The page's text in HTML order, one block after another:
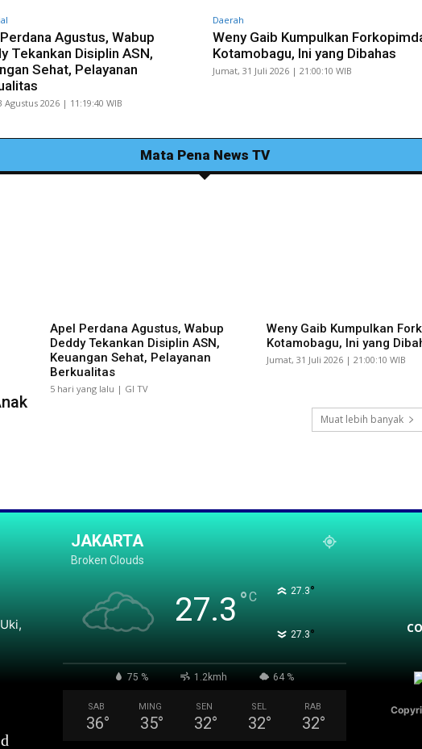
Agustus, Wabup
Tekankan Disiplin ASN,
Sehat, Pelayanan
Agustus 2026 | 11:19:40 WIB
Daerah
Weny Gaib Kumpulkan
Kotamobagu, Ini yang Dibahas
Jumat, 31 Juli 2026 | 21:00:10 WIB
Mata Pena News TV
Apel Perdana Agustus, Wabup
Deddy Tekankan Disiplin ASN,
Keuangan Sehat, Pelayanan
Berkualitas
5 hari yang lalu | GI TV
Weny Gaib Kumpulkan
Kotamobagu, Ini yang
Jumat, 31 Juli 2026 | 21:00:10 WIB
Muat lebih banyak
JAKARTA
Broken Clouds
27.3°C 27.3°
27.3°
75 % 1.2kmh 64 %
SAB
36°
MING
35°
SEN
32°
SEL
32°
RAB
32°